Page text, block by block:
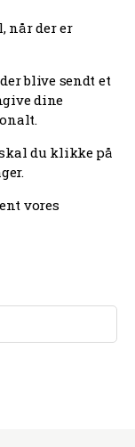
når der er
blive sendt et
dine
du klikke på
vores